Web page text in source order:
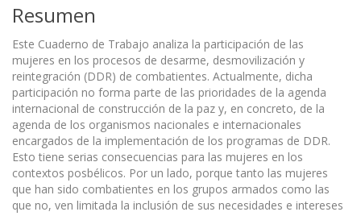
Resumen
Este Cuaderno de Trabajo analiza la participación de las
mujeres en los procesos de desarme, desmovilización y
reintegración (DDR) de combatientes. Actualmente, dicha
participación no forma parte de las prioridades de la agenda
internacional de construcción de la paz y, en concreto, de la
agenda de los organismos nacionales e internacionales
encargados de la implementación de los programas de DDR.
Esto tiene serias consecuencias para las mujeres en los
contextos posbélicos. Por un lado, porque tanto las mujeres
que han sido combatientes en los grupos armados como las
que no, ven limitada la inclusión de sus necesidades e intereses